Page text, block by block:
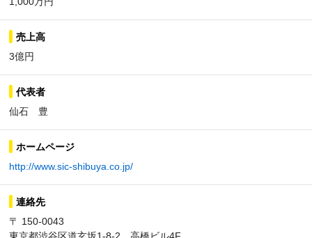
売上高
3億円
代表者
仙石 豊
ホームページ
http://www.sic-shibuya.co.jp/
連絡先
〒 150-0043